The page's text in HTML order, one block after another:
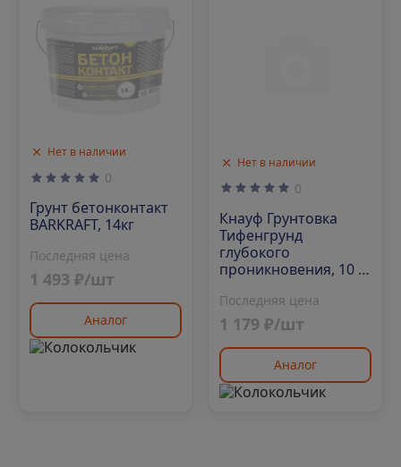
Нет в наличии
0
Грунт бетонконтакт
BARKRAFT, 14кг
Последняя цена
1 493 ₽/шт
Аналог
Нет в наличии
0
Кнауф Грунтовка
Тифенгрунд
глубокого
проникновения, 10 кг
Последняя цена
1 179 ₽/шт
Аналог